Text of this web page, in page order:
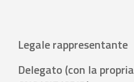
Legale rappresentante
Delegato (con la propria